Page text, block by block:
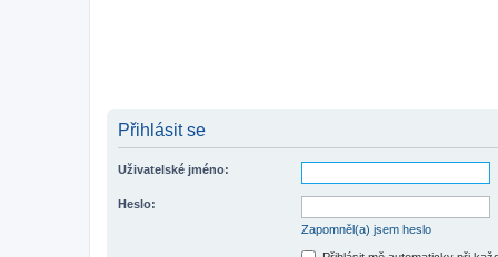
Přihlásit se
Uživatelské jméno:
Heslo:
Zapomněl(a) jsem heslo